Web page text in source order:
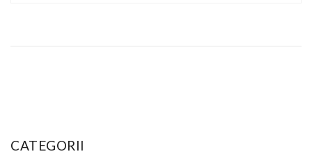
CATEGORII